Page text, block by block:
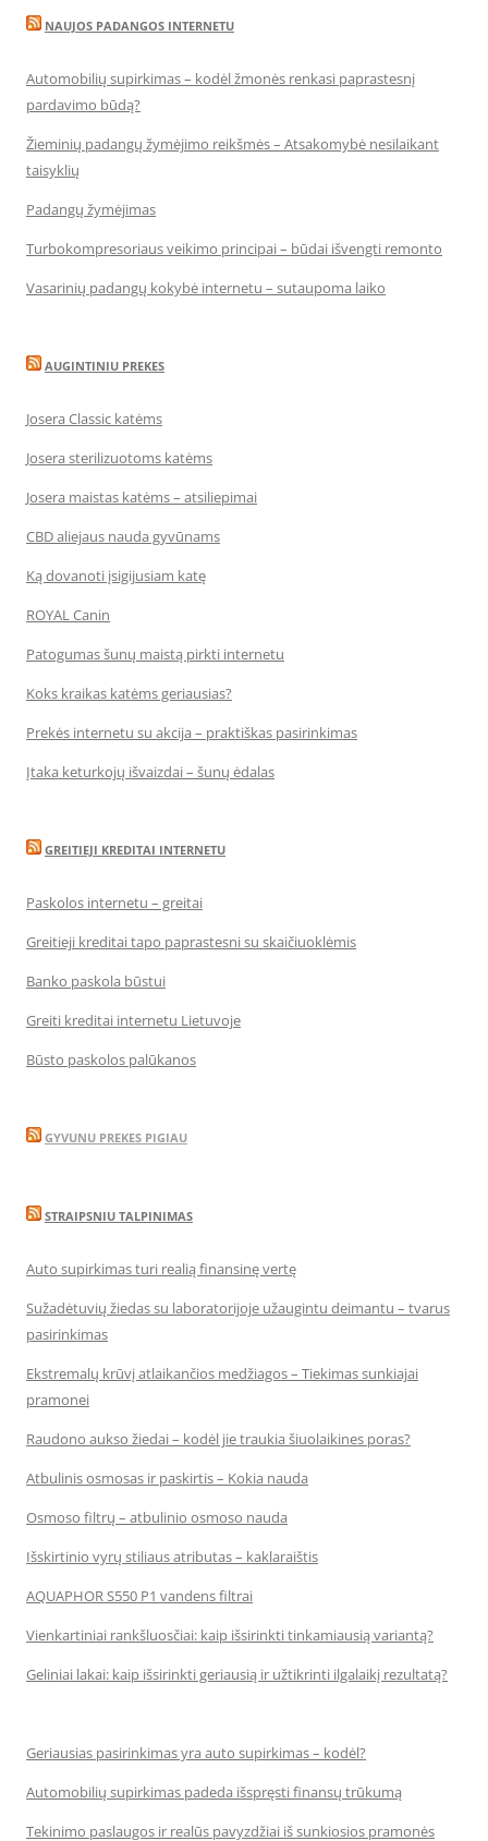
NAUJOS PADANGOS INTERNETU
Automobilių supirkimas – kodėl žmonės renkasi paprastesnį
pardavimo būdą?
Žieminių padangų žymėjimo reikšmės – Atsakomybė nesilaikant
taisyklių
Padangų žymėjimas
Turbokompresoriaus veikimo principai – būdai išvengti remonto
Vasarinių padangų kokybė internetu – sutaupoma laiko
AUGINTINIU PREKES
Josera Classic katėms
Josera sterilizuotoms katėms
Josera maistas katėms – atsiliepimai
CBD aliejaus nauda gyvūnams
Ką dovanoti įsigijusiam katę
ROYAL Canin
Patogumas šunų maistą pirkti internetu
Koks kraikas katėms geriausias?
Prekės internetu su akcija – praktiškas pasirinkimas
Įtaka keturkojų išvaizdai – šunų ėdalas
GREITIEJI KREDITAI INTERNETU
Paskolos internetu – greitai
Greitieji kreditai tapo paprastesni su skaičiuoklėmis
Banko paskola būstui
Greiti kreditai internetu Lietuvoje
Būsto paskolos palūkanos
GYVUNU PREKES PIGIAU
STRAIPSNIU TALPINIMAS
Auto supirkimas turi realią finansinę vertę
Sužadėtuvių žiedas su laboratorijoje užaugintu deimantu – tvarus
pasirinkimas
Ekstremalų krūvį atlaikančios medžiagos – Tiekimas sunkiajai
pramonei
Raudono aukso žiedai – kodėl jie traukia šiuolaikines poras?
Atbulinis osmosas ir paskirtis – Kokia nauda
Osmoso filtrų – atbulinio osmoso nauda
Išskirtinio vyrų stiliaus atributas – kaklaraištis
AQUAPHOR S550 P1 vandens filtrai
Vienkartiniai rankšluosčiai: kaip išsirinkti tinkamiausią variantą?
Geliniai lakai: kaip išsirinkti geriausią ir užtikrinti ilgalaikį rezultatą?
Geriausias pasirinkimas yra auto supirkimas – kodėl?
Automobilių supirkimas padeda išspręsti finansų trūkumą
Tekinimo paslaugos ir realūs pavyzdžiai iš sunkiosios pramonės